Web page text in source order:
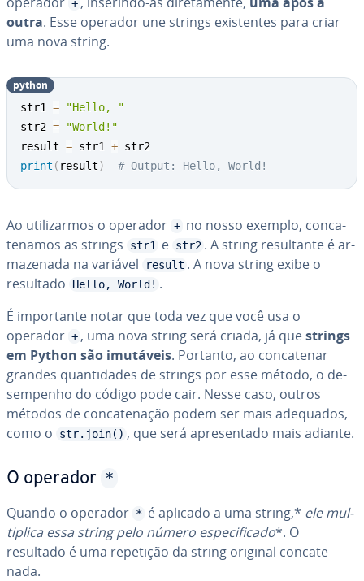
+
outra. Esse operador une strings exis­ten­tes para criar
uma nova string.
str1 =
"Hello, "
str2 =
"World!"
result = str1 +
print ( result) # Output: Hello, World!
python
Ao uti­li­zar­mos o operador + no nosso exemplo, con­ca­
te­na­mos as strings
str1 e str2 . A string re­sul­tante é ar­
ma­ze­nada na variável
result . A nova string exibe o
resultado
Hello, World! .
É im­por­tante notar que toda vez que você usa o
operador + , uma nova string será criada, já questrings
em Python são imutáveis. Portanto, ao con­ca­te­nar
grandes quan­ti­da­des de strings por esse método, o de­
sem­pe­nho do código pode cair. Nesse caso, outros
métodos de con­ca­te­na­ção podem ser mais adequados,
como o
str.join() , que será apre­sen­tado mais adiante.
O operador *
Quando o operador * é aplicado a uma string,* ele mul­
ti­plica essa string pelo número es­pe­ci­fi­cado*. O
resultado é uma repetição da string original con­ca­te­
nada.